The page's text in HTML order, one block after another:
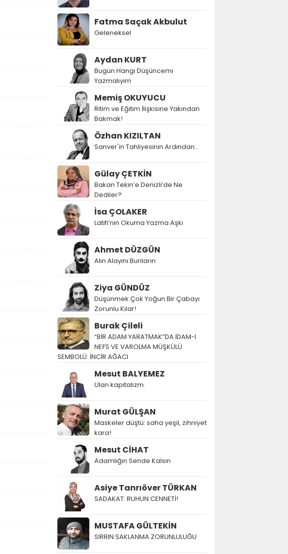
Fatma Saçak Akbulut
Geleneksel
Aydan KURT
Bugün Hangi Düşüncemi
Yazmalıyım
Memiş OKUYUCU
Ritim ve Eğitim İlişkisine Yakından
Bakmak!
Özhan KIZILTAN
Sanver'in Tahliyesinin Ardından…
Gülay ÇETKİN
Bakan Tekin’e Denizli’de Ne
Dediler?
İsa ÇOLAKER
Latifi’nin Okuma Yazma Aşkı
Ahmet DÜZGÜN
Alın Alayını Bunların
Ziya GÜNDÜZ
Düşünmek Çok Yoğun Bir Çabayı
Zorunlu Kılar!
Burak Çileli
“BİR ADAM YARATMAK”DA İDAM-I
NEFS VE VAROLMA MÜŞKÜLÜ
SEMBOLÜ: İNCİR AĞACI
Mesut BALYEMEZ
Ulan kapitalizm.
Murat GÜLŞAN
Maskeler düştü: saha yeşil, zihniyet
kara!
Mesut CİHAT
Adamlığın Sende Kalsın
Asiye Tanrıöver TÜRKAN
SADAKAT: RUHUN CENNETİ!
MUSTAFA GÜLTEKİN
SIRRIN SAKLANMA ZORUNLULUĞU